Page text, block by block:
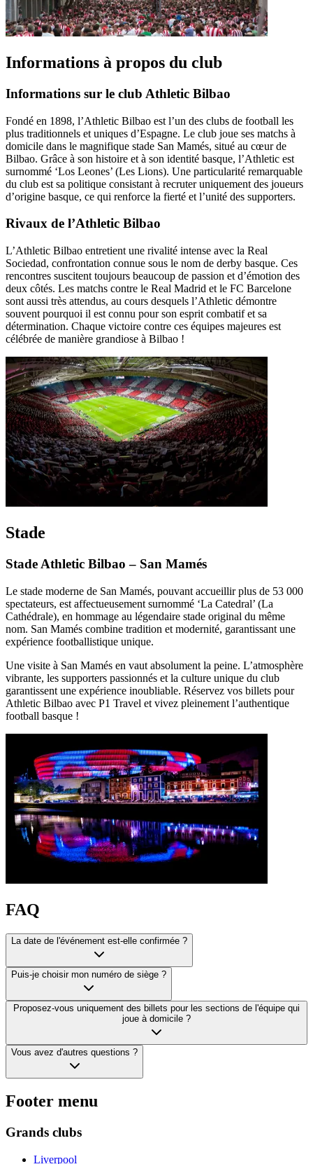
Informations à propos du club
Informations sur le club Athletic Bilbao
Fondé en 1898, l’Athletic Bilbao est l’un des clubs de football les
plus traditionnels et uniques d’Espagne. Le club joue ses matchs à
domicile dans le magnifique stade San Mamés, situé au cœur de
Bilbao. Grâce à son histoire et à son identité basque, l’Athletic est
surnommé ‘Los Leones’ (Les Lions). Une particularité remarquable
du club est sa politique consistant à recruter uniquement des joueurs
d’origine basque, ce qui renforce la fierté et l’unité des supporters.
Rivaux de l’Athletic Bilbao
L’Athletic Bilbao entretient une rivalité intense avec la Real
Sociedad, confrontation connue sous le nom de derby basque. Ces
rencontres suscitent toujours beaucoup de passion et d’émotion des
deux côtés. Les matchs contre le Real Madrid et le FC Barcelone
sont aussi très attendus, au cours desquels l’Athletic démontre
souvent pourquoi il est connu pour son esprit combatif et sa
détermination. Chaque victoire contre ces équipes majeures est
célébrée de manière grandiose à Bilbao !
Stade
Stade Athletic Bilbao – San Mamés
Le stade moderne de San Mamés, pouvant accueillir plus de 53 000
spectateurs, est affectueusement surnommé ‘La Catedral’ (La
Cathédrale), en hommage au légendaire stade original du même
nom. San Mamés combine tradition et modernité, garantissant une
expérience footballistique unique.
Une visite à San Mamés en vaut absolument la peine. L’atmosphère
vibrante, les supporters passionnés et la culture unique du club
garantissent une expérience inoubliable. Réservez vos billets pour
Athletic Bilbao avec P1 Travel et vivez pleinement l’authentique
football basque !
FAQ
La date de l'événement est-elle confirmée ?
Puis-je choisir mon numéro de siège ?
Proposez-vous uniquement des billets pour les sections de l'équipe qui
joue à domicile ?
Vous avez d'autres questions ?
Footer menu
Grands clubs
Liverpool